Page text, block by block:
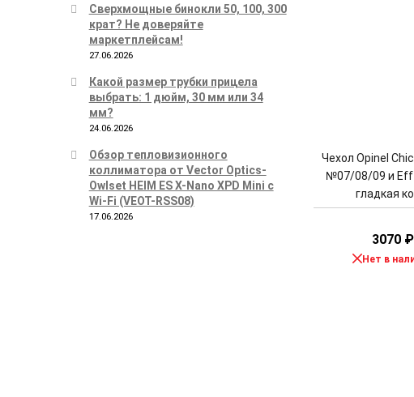
Сверхмощные бинокли 50, 100, 300
крат? Не доверяйте
маркетплейсам!
27.06.2026
Какой размер трубки прицела
выбрать: 1 дюйм, 30 мм или 34
мм?
24.06.2026
Обзор тепловизионного
коллиматора от Vector Optics-
Owlset HEIM ES X-Nano XPD Mini с
Wi-Fi (VEOT-RSS08)
17.06.2026
Чехол Opinel
№07/08/09 и
гладкая
3070 ₽
Нет в